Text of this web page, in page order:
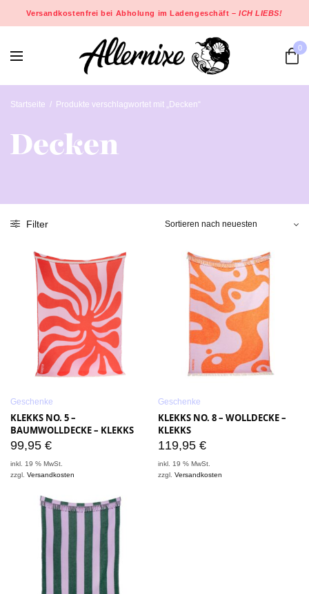
Versandkostenfrei bei Abholung im Ladengeschäft –ICH LIEBS!
0
Startseite / Produkte verschlagwortet mit „Decken“
Decken
Filter
Geschenke
KLEKKS NO. 5 –
BAUMWOLLDECKE – KLEKKS
99,95 €
inkl. 19 % MwSt.
zzgl.Versandkosten
Geschenke
KLEKKS NO. 8 – WOLLDECKE –
KLEKKS
119,95 €
inkl. 19 % MwSt.
zzgl.Versandkosten